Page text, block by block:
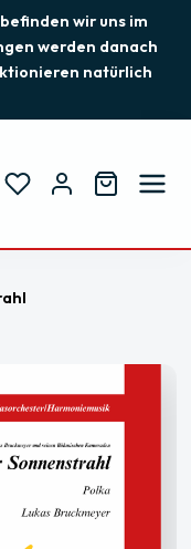
wir uns im
werden danach
natürlich